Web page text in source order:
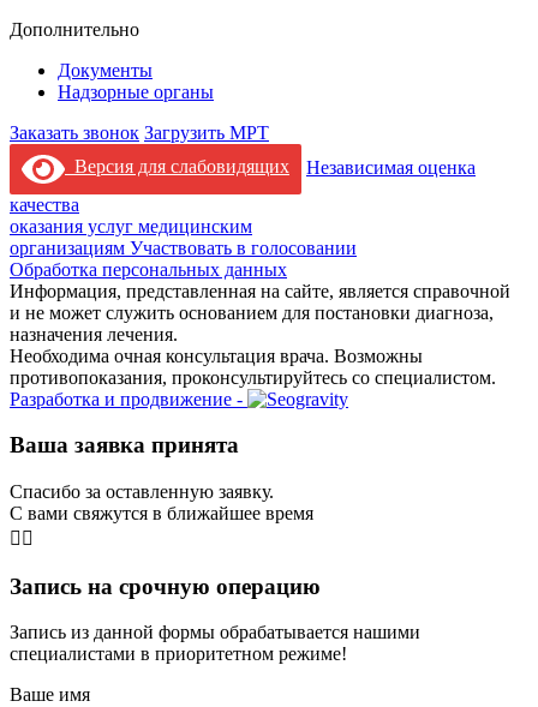
Дополнительно
Документы
Надзорные органы
Заказать звонок Загрузить МРТ
Версия для слабовидящих
Независимая оценка
качества
оказания услуг медицинским
организациям Участвовать в голосовании
Обработка персональных данных
Информация, представленная на сайте, является справочной
и не может служить основанием для постановки диагноза,
назначения лечения.
Необходима очная консультация врача. Возможны
противопоказания, проконсультируйтесь со специалистом.
Разработка и продвижение -
Ваша заявка принята
Спасибо за оставленную заявку.
С вами свяжутся в ближайшее время
👨‍⚕️
Запись на срочную операцию
Запись из данной формы обрабатывается нашими
специалистами в приоритетном режиме!
Ваше имя